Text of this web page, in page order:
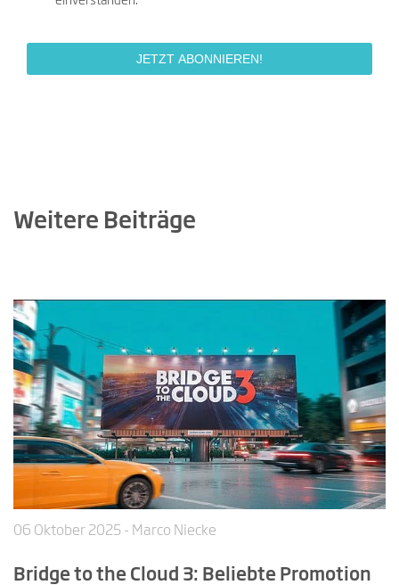
Weitere Beiträge
06 Oktober 2025 - Marco Niecke
Bridge to the Cloud 3: Beliebte Promotion